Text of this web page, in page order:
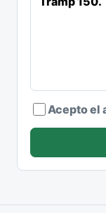
Acepto el